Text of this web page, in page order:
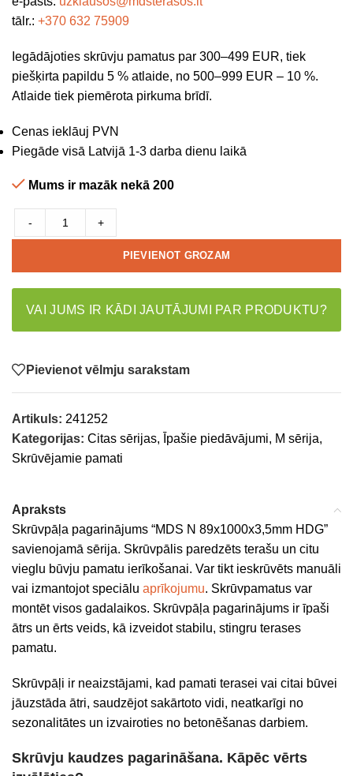
tālr.: +370 632 75909
Iegādājoties skrūvju pamatus par 300–499 EUR, tiek
piešķirta papildu 5 % atlaide, no 500–999 EUR – 10 %.
Atlaide tiek piemērota pirkuma brīdī.
Cenas ieklāuj PVN
Piegāde visā Latvijā 1-3 darba dienu laikā
Mums ir mazāk nekā 200
- +
PIEVIENOT GROZAM
VAI JUMS IR KĀDI JAUTĀJUMI PAR PRODUKTU?
Pievienot vēlmju sarakstam
Artikuls: 241252
Kategorijas: Citas sērijas, Īpašie piedāvājumi, M sērija,
Skrūvējamie pamati
Apraksts
Skrūvpāļa pagarinājums “MDS N 89x1000x3,5mm HDG”
savienojamā sērija. Skrūvpālis paredzēts terašu un citu
vieglu būvju pamatu ierīkošanai. Var tikt ieskrūvēts manuāli
vai izmantojot speciālu aprīkojumu. Skrūvpamatus var
montēt visos gadalaikos. Skrūvpāļa pagarinājums ir īpaši
ātrs un ērts veids, kā izveidot stabilu, stingru terases
pamatu.
Skrūvpāļi ir neaizstājami, kad pamati terasei vai citai būvei
jāuzstāda ātri, saudzējot sakārtoto vidi, neatkarīgi no
sezonalitātes un izvairoties no betonēšanas darbiem.
Skrūvju kaudzes pagarināšana. Kāpēc vērts